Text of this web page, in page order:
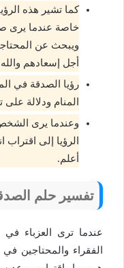
كما تشير هذه
خاصة عندما يرى
ويبحث عن
أجل إسعادهم
رؤيا الصدقة في
المنام ودلالة
وعندما يرى
الرؤيا إلى اقتراب
أعلم.
تفسير حلم
عندما ترى العزباء في
الفقراء والمحتاجين